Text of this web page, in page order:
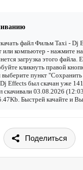
файл Фильм Taxi - Dj
или компьютер - нажмите
загрузка этого файла.
кликнуть правой
выберите пункт "Сохранить
Effects был скачан уже
скачивали 03.08.2026
Быстрей качайте и
Поделиться